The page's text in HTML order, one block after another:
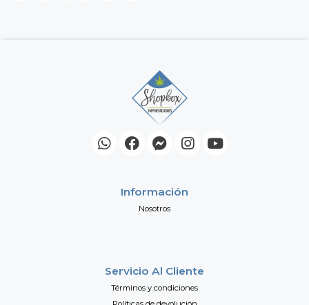
Información
Nosotros
Servicio Al Cliente
Términos y condiciones